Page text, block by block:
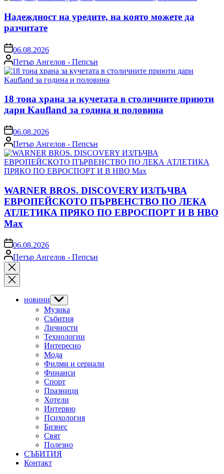
Надеждност на уредите, на която можете да
разчитате
on06.08.2026
Posted
by
Петър Ангелов - Пепсън
18 тона храна за кучетата в столичните приюти
дари Kaufland за година и половина
on06.08.2026
Posted
by
Петър Ангелов - Пепсън
WARNER BROS. DISCOVERY ИЗЛЪЧВА
ЕВРОПЕЙСКОТО ПЪРВЕНСТВО ПО ЛЕКА
АТЛЕТИКА ПРЯКО ПО ЕВРОСПОРТ И В НВО
Мах
on06.08.2026
Posted
by
Петър Ангелов - Пепсън
Close
search
новини Show
sub
menu
Музика
Събития
Личности
Технологии
Интересно
Мода
Филми и сериали
Финанси
Спорт
Празници
Хотели
Интервю
Психология
Бизнес
Свят
Полезно
СЪБИТИЯ
Контакт